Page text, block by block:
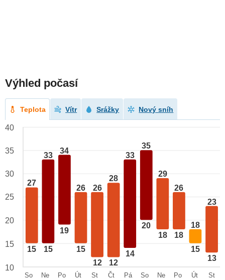
Výhled počasí
Teplota Vítr Srážky Nový sníh
27
15
33
15
34
19
26
15
26
12
28
12
33
14
35
20
29
18
26
18
18
15
23
13
40
35
30
25
20
15
10
So
Ne
Po
Út
St
Čt
Pá
So
Ne
Po
Út
St